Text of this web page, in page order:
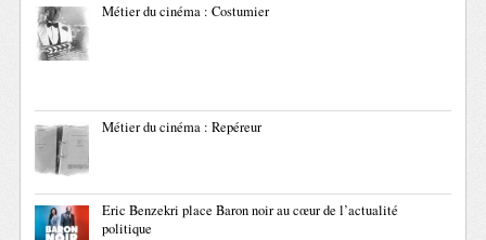
Métier du cinéma : Costumier
Métier du cinéma : Repéreur
Eric Benzekri place Baron noir au cœur de l’actualité
politique